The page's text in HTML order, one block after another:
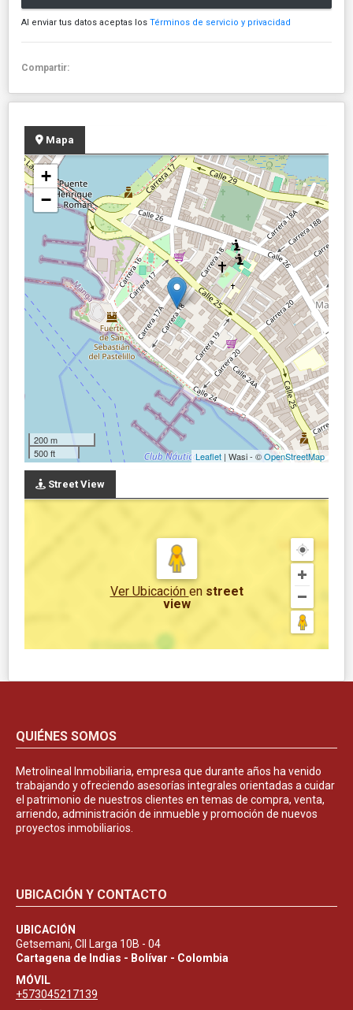
Al enviar tus datos aceptas los Términos de servicio y privacidad
Compartir:
Mapa
+
−
200 m
500 ft
Leaflet | Wasi - ©OpenStreetMap
Street View
Ver Ubicación en street
view
QUIÉNES SOMOS
Metrolineal Inmobiliaria, empresa que durante años ha venido
trabajando y ofreciendo asesorías integrales orientadas a cuidar
el patrimonio de nuestros clientes en temas de compra, venta,
arriendo, administración de inmueble y promoción de nuevos
proyectos inmobiliarios.
UBICACIÓN Y CONTACTO
UBICACIÓN
Getsemani, Cll Larga 10B - 04
Cartagena de Indias - Bolívar - Colombia
MÓVIL
+573045217139